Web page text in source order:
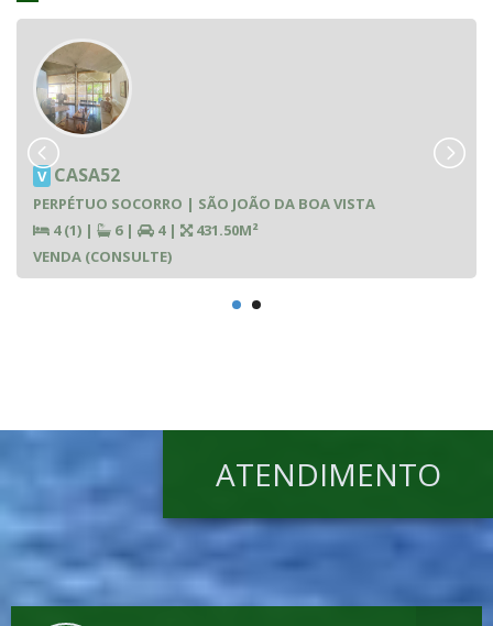
V CASA52
PERPÉTUO SOCORRO | SÃO JOÃO DA BOA VISTA
4 (1) | 6 | 4 |
431.50M²
VENDA (CONSULTE)
ATENDIMENTO